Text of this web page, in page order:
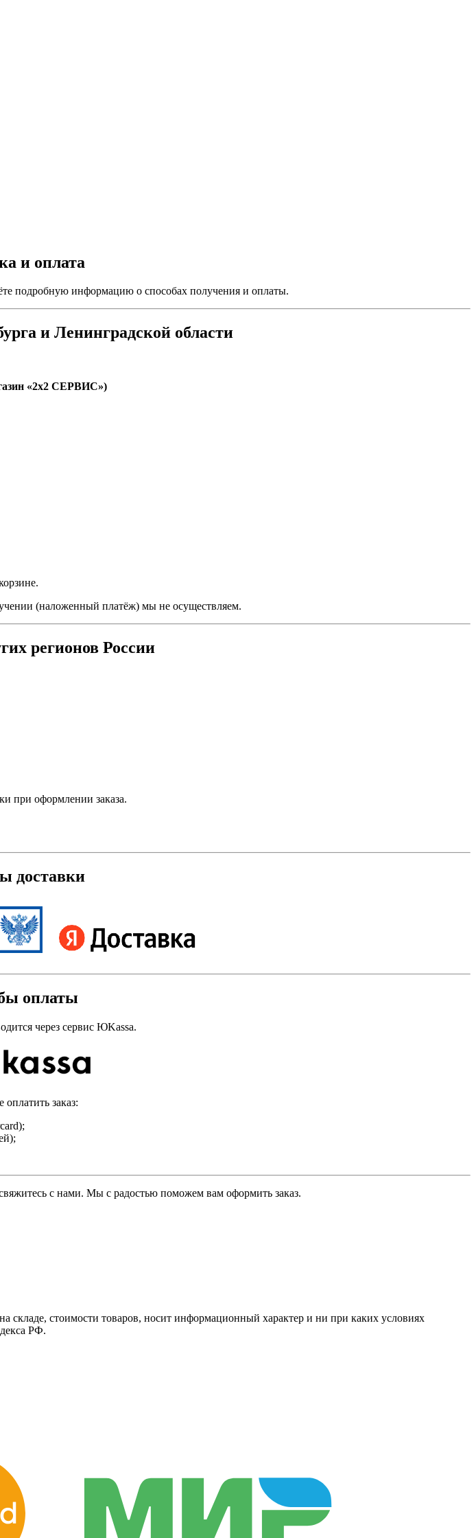
и оплата
подробную информацию о способах получения и оплаты.
и Ленинградской области
«2x2 СЕРВИС»)
(наложенный платёж) мы не осуществляем.
регионов России
при оформлении заказа.
доставки
оплаты
через сервис ЮKassa.
заказ:
с нами. Мы с радостью поможем вам оформить заказ.
складе, стоимости товаров, носит информационный характер и ни при каких условиях
РФ.